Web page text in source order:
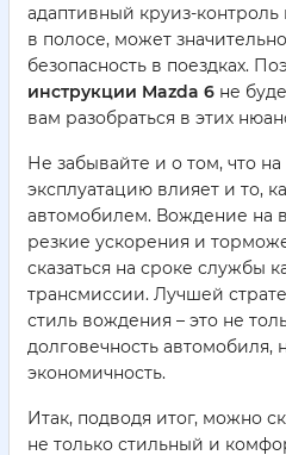
адаптивный круиз-
в полосе, может
безопасность в поездках.
инструкции Mazda 6 не
вам разобраться в этих
Не забывайте и о том, что
эксплуатацию влияет и то,
автомобилем. Вождение на
резкие ускорения и
сказаться на сроке службы
трансмиссии. Лучшей
стиль вождения – это не
долговечность автомобиля,
экономичность.
Итак, подводя итог, можно
не только стильный и